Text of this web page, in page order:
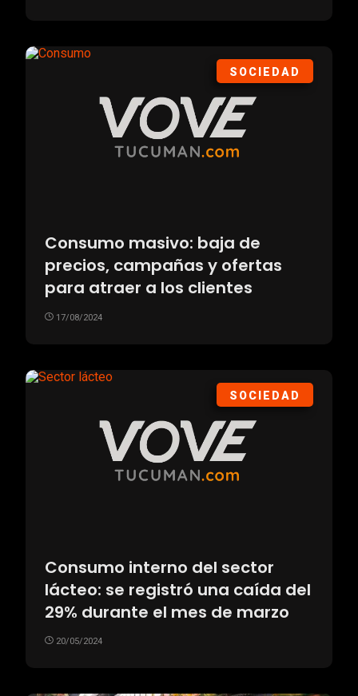
SOCIEDAD
Consumo masivo: baja de
precios, campañas y ofertas
para atraer a los clientes
17/08/2024
SOCIEDAD
Consumo interno del sector
lácteo: se registró una caída del
29% durante el mes de marzo
20/05/2024